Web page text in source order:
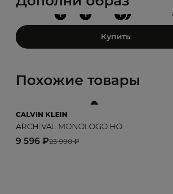
+
+ + +
Купить
Похожие товары
CALVIN KLEIN
ARCHIVAL MONOLOGO HO
23 990 ₽
9 596 ₽